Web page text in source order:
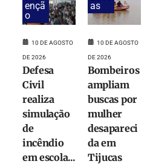
ençã
o
10 DE AGOSTO
DE 2026
Defesa
Civil
realiza
simulação
de
incêndio
em escola...
as
10 DE AGOSTO
DE 2026
Bombeiros
ampliam
buscas por
mulher
desapareci
da em
Tijucas